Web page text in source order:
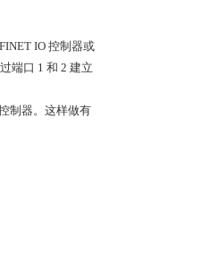
IO 控制器或
端口 1 和 2 建立
制器。这样做有